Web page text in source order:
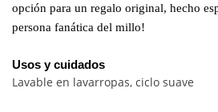
opción para un regalo original, hecho
persona fanática del millo!
Usos y cuidados
Lavable en lavarropas, ciclo suave